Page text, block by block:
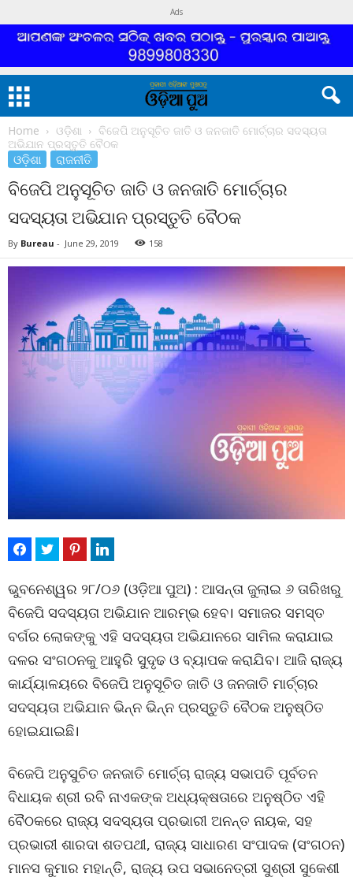
Ads
Home ଓଡ଼ିଶା
ବିଜେପି ଅନୁସୂଚିତ ଜାତି ଓ ଜନଜାତି ମୋର୍ଚ୍ଚାର ସଦସ୍ୟତା
ଅଭିଯାନ ପ୍ରସ୍ତୁତି ବୈଠକ
ଓଡ଼ିଶା ରାଜନୀତି
ବିଜେପି ଅନୁସୂଚିତ ଜାତି ଓ ଜନଜାତି ମୋର୍ଚ୍ଚାର
ସଦସ୍ୟତା ଅଭିଯାନ ପ୍ରସ୍ତୁତି ବୈଠକ
By Bureau - June 29, 2019 158
ଭୁବନେଶ୍ୱର ୨୮/୦୬ (ଓଡ଼ିଆ ପୁଅ) : ଆସନ୍ତା ଜୁଲାଇ ୬ ତାରିଖରୁ
ବିଜେପି ସଦସ୍ୟତା ଅଭିଯାନ ଆରମ୍ଭ ହେବ। ସମାଜର ସମସ୍ତ
ବର୍ଗର ଲୋକଙ୍କୁ ଏହି ସଦସ୍ୟତା ଅଭିଯାନରେ ସାମିଲ କରାଯାଇ
ଦଳର ସଂଗଠନକୁ ଆହୁରି ସୁଦୃଢ ଓ ବ୍ୟାପକ କରାଯିବ। ଆଜି ରାଜ୍ୟ
କାର୍ଯ୍ୟାଳୟରେ ବିଜେପି ଅନୁସୂଚିତ ଜାତି ଓ ଜନଜାତି ମାର୍ଚ୍ଚାର
ସଦସ୍ୟତା ଅଭିଯାନ ଭିନ୍ନ ଭିନ୍ନ ପ୍ରସ୍ତୁତି ବୈଠକ ଅନୁଷ୍ଠିତ
ହୋଇଯାଇଛି।
ବିଜେପି ଅନୁସୁଚିତ ଜନଜାତି ମୋର୍ଚ୍ଚା ରାଜ୍ୟ ସଭାପତି ପୂର୍ବତନ
ବିଧାୟକ ଶ୍ରୀ ରବି ନାଏକଙ୍କ ଅଧ୍ୟକ୍ଷତାରେ ଅନୁଷ୍ଠିତ ଏହି
ବୈଠକରେ ରାଜ୍ୟ ସଦସ୍ୟତା ପ୍ରଭାରୀ ଅନନ୍ତ ନାୟକ, ସହ
ପ୍ରଭାରୀ ଶାରଦା ଶତପଥୀ, ରାଜ୍ୟ ସାଧାରଣ ସଂପାଦକ (ସଂଗଠନ)
ମାନସ କୁମାର ମହାନ୍ତି, ରାଜ୍ୟ ଉପ ସଭାନେତ୍ରୀ ସୁଶ୍ରୀ ସୁକେଶୀ